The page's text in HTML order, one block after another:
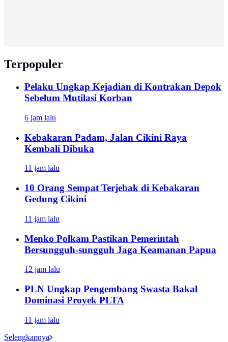
Terpopuler
Pelaku Ungkap Kejadian di Kontrakan Depok
Sebelum Mutilasi Korban
6 jam lalu
Kebakaran Padam, Jalan Cikini Raya
Kembali Dibuka
11 jam lalu
10 Orang Sempat Terjebak di Kebakaran
Gedung Cikini
11 jam lalu
Menko Polkam Pastikan Pemerintah
Bersungguh-sungguh Jaga Keamanan Papua
12 jam lalu
PLN Ungkap Pengembang Swasta Bakal
Dominasi Proyek PLTA
11 jam lalu
Selengkapnya